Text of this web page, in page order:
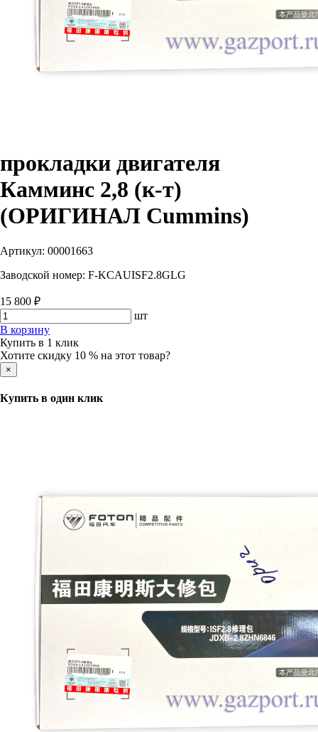
прокладки двигателя
Камминс 2,8 (к-т)
(ОРИГИНАЛ Cummins)
Артикул: 00001663
Заводской номер: F-KCAUISF2.8GLG
15 800 ₽
шт
В корзину
Купить в 1 клик
Хотите скидку 10 % на этот товар?
×
Купить в один клик